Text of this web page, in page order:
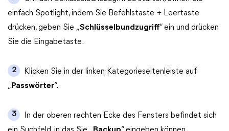
einfach Spotlight, indem Sie Befehlstaste + Leertaste
drücken, geben Sie „Schlüsselbundzugriff“ ein und drücken
Sie die Eingabetaste.
2
Klicken Sie in der linken Kategorieseitenleiste auf
„ Passwörter“.
3
In der oberen rechten Ecke des Fensters befindet sich